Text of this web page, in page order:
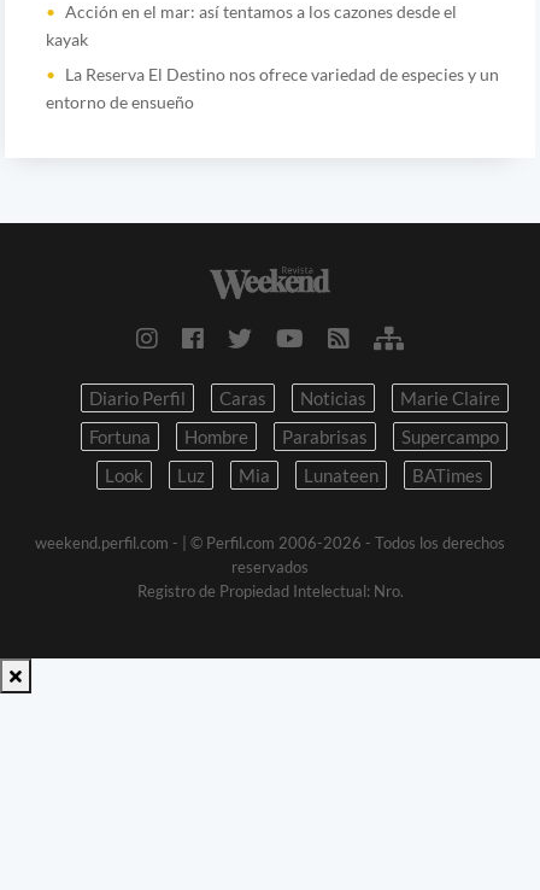
Acción en el mar: así tentamos a los cazones desde el
kayak
La Reserva El Destino nos ofrece variedad de especies y un
entorno de ensueño
Diario Perfil Caras Noticias
Marie Claire
Fortuna
Hombre Parabrisas
Supercampo
Look
Luz Mia Lunateen BATimes
weekend.perfil.com -
| © Perfil.com 2006-2026 - Todos los derechos
reservados
Registro de Propiedad Intelectual: Nro.